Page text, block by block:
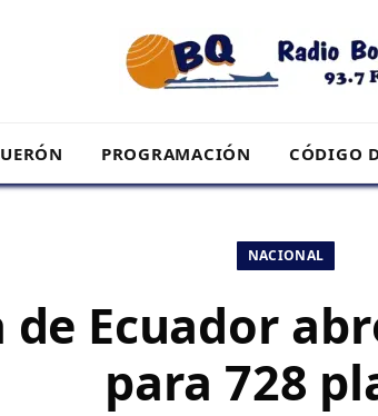
PROGRAMACIÓN CÓDIGO
NACIONAL
de Ecuador
para 728